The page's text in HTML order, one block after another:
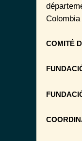
Colombia
COMITÉ